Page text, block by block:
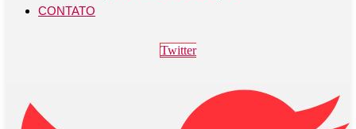
CONTATO
Twitter